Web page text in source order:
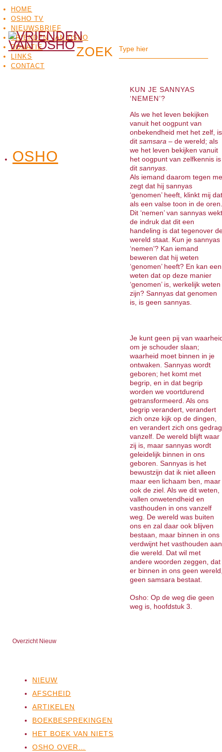
HOME
OSHO TV
NIEUWSBRIEF
VRIENDEN VAN OSHO
DONATIE
LINKS
CONTACT
OSHOOSHO MEDITATIE
KUN JE SANNYAS
‘NEMEN’?
Als we het leven bekijken
vanuit het oogpunt van
onbekendheid met het zelf, is
dit samsara – de wereld; als
we het leven bekijken vanuit
het oogpunt van zelfkennis is
dit sannyas.
Als iemand daarom tegen me
zegt dat hij sannyas
‘genomen’ heeft, klinkt mij dat
als een valse toon in de oren.
Dit ‘nemen’ van sannyas wekt
de indruk dat dit een
handeling is dat tegenover
wereld staat. Kun je sannyas
‘nemen’? Kan iemand
beweren dat hij weten
‘genomen’ heeft? En kan een
weten dat op deze manier
‘genomen’ is, werkelijk weten
zijn? Sannyas dat genomen
is, is geen sannyas.
Je kunt geen pij van
om je schouder slaan;
waarheid moet binnen in je
ontwaken. Sannyas wordt
geboren; het komt met
begrip, en in dat begrip
worden we voortdurend
getransformeerd. Als ons
begrip verandert, verandert
zich onze kijk op de dingen,
en verandert zich ons gedrag
vanzelf. De wereld blijft waar
zij is, maar sannyas wordt
geleidelijk binnen in ons
geboren. Sannyas is het
bewustzijn dat ik niet alleen
maar een lichaam ben, maar
ook de ziel. Als we dit weten,
vallen onwetendheid en
vasthouden in ons vanzelf
weg. De wereld was buiten
ons en zal daar ook blijven
bestaan, maar binnen in ons
verdwijnt het vasthouden aan
die wereld. Dat wil met
andere woorden zeggen, dat
er binnen in ons geen
geen samsara bestaat.
Osho: Op de weg die geen
weg is, hoofdstuk 3.
Overzicht Nieuw
NIEUW
AFSCHEID
ARTIKELEN
BOEKBESPREKINGEN
HET BOEK VAN NIETS
OSHO OVER…